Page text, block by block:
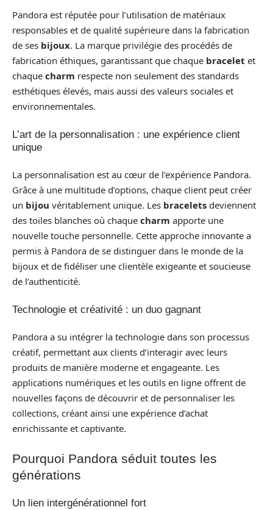
Pandora est réputée pour l’utilisation de matériaux
responsables et de qualité supérieure dans la fabrication
de ses bijoux. La marque privilégie des procédés de
fabrication éthiques, garantissant que chaque bracelet et
chaque charm respecte non seulement des standards
esthétiques élevés, mais aussi des valeurs sociales et
environnementales.
L’art de la personnalisation : une expérience client
unique
La personnalisation est au cœur de l’expérience Pandora.
Grâce à une multitude d’options, chaque client peut créer
un bijou véritablement unique. Les bracelets deviennent
des toiles blanches où chaque charm apporte une
nouvelle touche personnelle. Cette approche innovante a
permis à Pandora de se distinguer dans le monde de la
bijoux et de fidéliser une clientèle exigeante et soucieuse
de l’authenticité.
Technologie et créativité : un duo gagnant
Pandora a su intégrer la technologie dans son processus
créatif, permettant aux clients d’interagir avec leurs
produits de manière moderne et engageante. Les
applications numériques et les outils en ligne offrent de
nouvelles façons de découvrir et de personnaliser les
collections, créant ainsi une expérience d’achat
enrichissante et captivante.
Pourquoi Pandora séduit toutes les
générations
Un lien intergénérationnel fort